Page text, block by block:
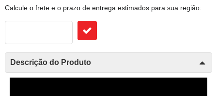
Calcule o frete e o prazo de entrega estimados para sua região:
Descrição do Produto